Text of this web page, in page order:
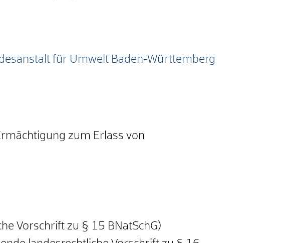
für Umwelt Baden-Württemberg
zum Erlass von
Vorschrift zu § 15 BNatSchG)